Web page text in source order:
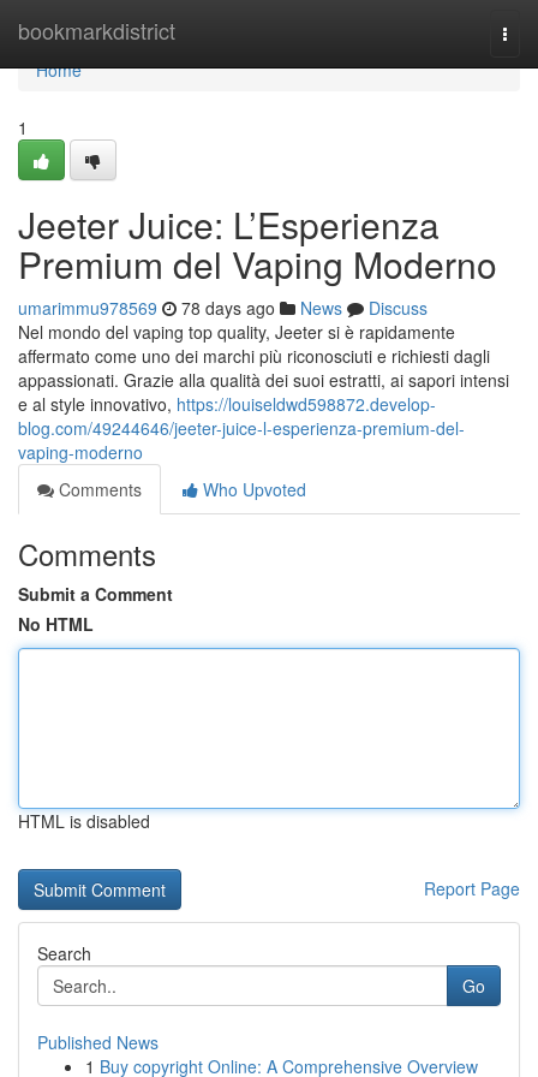
bookmarkdistrict
Home
Home
1
Jeeter Juice: L’Esperienza
Premium del Vaping Moderno
umarimmu978569 78 days ago News
Discuss
Nel mondo del vaping top quality, Jeeter si è rapidamente
affermato come uno dei marchi più riconosciuti e richiesti dagli
appassionati. Grazie alla qualità dei suoi estratti, ai sapori intensi
e al style innovativo, https://louiseldwd598872.develop-
blog.com/49244646/jeeter-juice-l-esperienza-premium-del-
vaping-moderno
Comments
Who Upvoted
Comments
Submit a Comment
No HTML
HTML is disabled
Report Page
Search
Go
Published News
1 Buy copyright Online: A Comprehensive Overview